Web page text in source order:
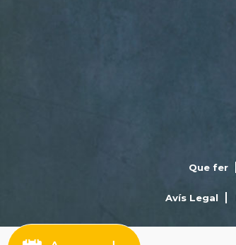
Que fer
Avís Legal